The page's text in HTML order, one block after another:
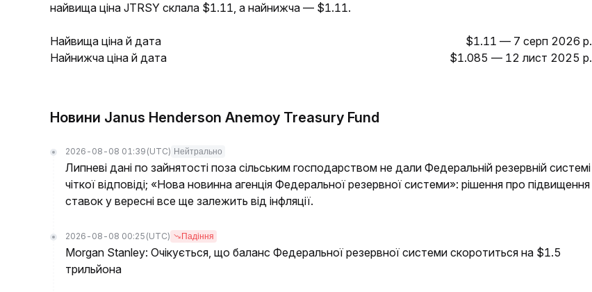
найвища ціна JTRSY склала $1.11, а найнижча — $1.11.
Найвища ціна й дата
$1.11 — 7 серп 2026 р.
Найнижча ціна й дата
$1.085 — 12 лист 2025 р.
Новини Janus Henderson Anemoy Treasury Fund
2026-08-08 01:39 (UTC) Нейтрально
Липневі дані по зайнятості поза сільським господарством не дали Федеральній резервній системі
чіткої відповіді; «Нова новинна агенція Федеральної резервної системи»: рішення про підвищення
ставок у вересні все ще залежить від інфляції.
2026-08-08 00:25 (UTC) Падіння
Morgan Stanley: Очікується, що баланс Федеральної резервної системи скоротиться на $1.5
трильйона